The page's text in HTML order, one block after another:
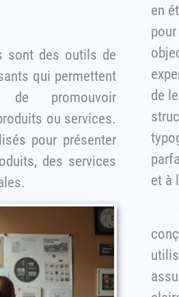
qui permettent
ou services.
pour présenter
services
en
pour comprendre leurs besoins et leurs
de leur
utiliser pour le client